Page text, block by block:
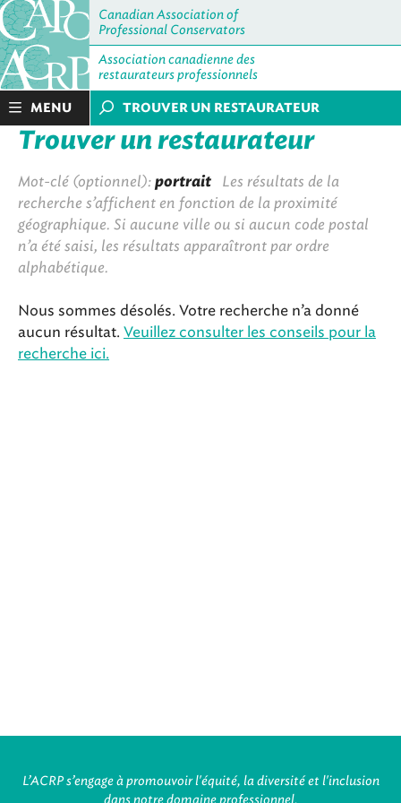
Canadian Association of
Professional Conservators
Association canadienne des
restaurateurs professionnels
MENU TROUVER UN RESTAURATEUR
Trouver un restaurateur
Mot-clé (optionnel): portrait Les résultats de la
recherche s’affichent en fonction de la proximité
géographique. Si aucune ville ou si aucun code postal
n’a été saisi, les résultats apparaîtront par ordre
alphabétique.
Nous sommes désolés. Votre recherche n’a donné
aucun résultat. Veuillez consulter les conseils pour la
recherche ici.
L’ACRP s’engage à promouvoir l'équité, la diversité et l'inclusion
dans notre domaine professionnel.